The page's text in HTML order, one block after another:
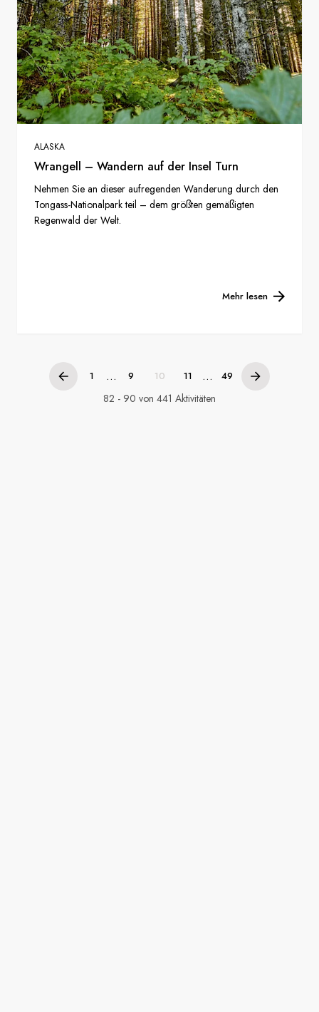
ALASKA
Wrangell – Wandern auf der Insel Turn
Nehmen Sie an dieser aufregenden Wanderung durch den
Tongass-Nationalpark teil – dem größten gemäßigten
Regenwald der Welt.
Mehr lesen
1 ... 9 10 11 ... 49
82 - 90 von 441 Aktivitäten